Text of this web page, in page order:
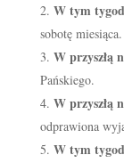
W tym
sobotę miesiąca.
W przyszłą
Pańskiego.
W przyszłą
odprawiona
W tym